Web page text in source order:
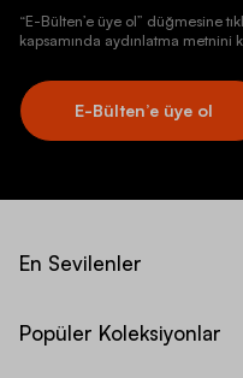
“E-Bülten’e üye ol” düğmesine
kapsamında aydınlatma metnini
E-Bülten’e üye ol
En Sevilenler
Popüler Koleksiyonlar